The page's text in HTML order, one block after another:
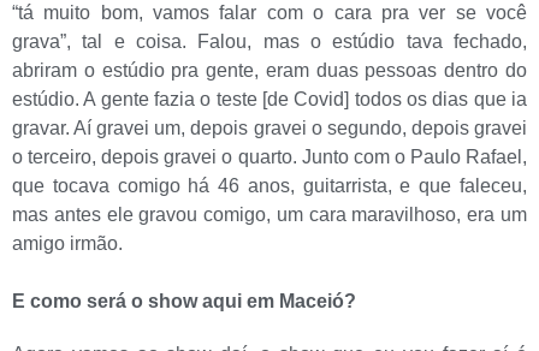
“tá muito bom, vamos falar com o cara pra ver se você
grava”, tal e coisa. Falou, mas o estúdio tava fechado,
abriram o estúdio pra gente, eram duas pessoas dentro do
estúdio. A gente fazia o teste [de Covid] todos os dias que ia
gravar. Aí gravei um, depois gravei o segundo, depois gravei
o terceiro, depois gravei o quarto. Junto com o Paulo Rafael,
que tocava comigo há 46 anos, guitarrista, e que faleceu,
mas antes ele gravou comigo, um cara maravilhoso, era um
amigo irmão.
E como será o show aqui em Maceió?